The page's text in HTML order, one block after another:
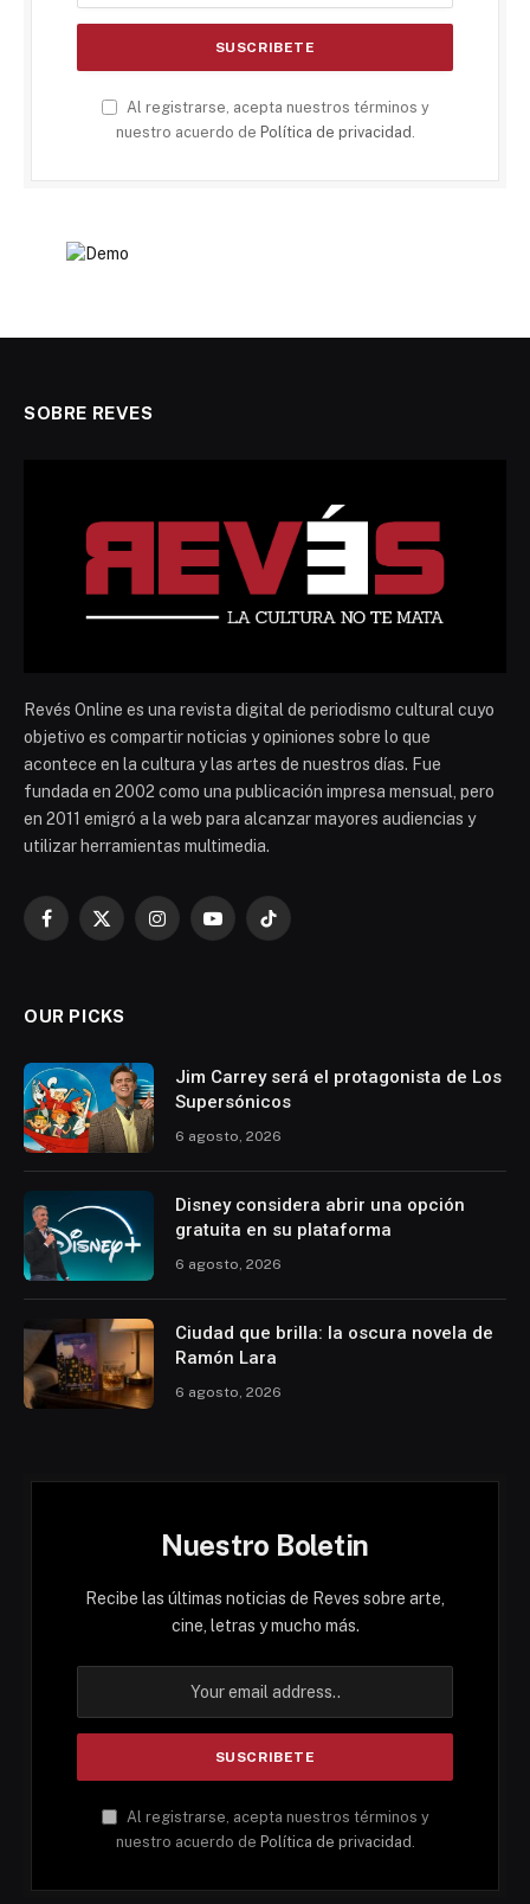
Al registrarse, acepta nuestros términos y
nuestro acuerdo de Política de privacidad .
SOBRE REVES
Revés Online es una revista digital de periodismo cultural cuyo
objetivo es compartir noticias y opiniones sobre lo que
acontece en la cultura y las artes de nuestros días. Fue
fundada en 2002 como una publicación impresa mensual, pero
en 2011 emigró a la web para alcanzar mayores audiencias y
utilizar herramientas multimedia.
Facebook
X
InstagramYouTubeTikTok
OUR PICKS
Jim Carrey será el protagonista de Los
Supersónicos
6 agosto, 2026
Disney considera abrir una opción
gratuita en su plataforma
6 agosto, 2026
Ciudad que brilla: la oscura novela de
Ramón Lara
6 agosto, 2026
Nuestro Boletin
Recibe las últimas noticias de Reves sobre arte,
cine, letras y mucho más.
Al registrarse, acepta nuestros términos y
nuestro acuerdo de Política de privacidad .